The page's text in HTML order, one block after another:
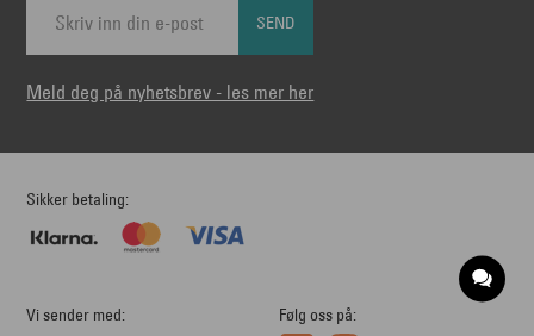
SEND
Meld deg på nyhetsbrev - les mer her
Sikker betaling
Vi sender med Følg oss på